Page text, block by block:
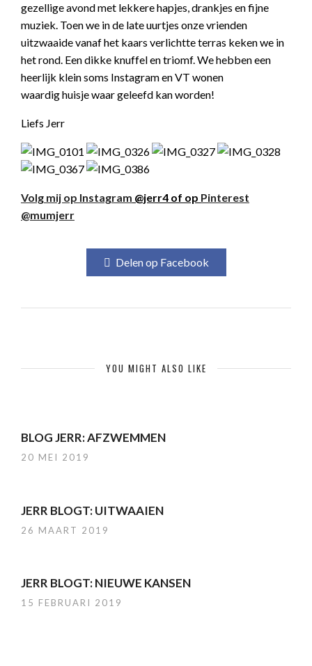
gezellige avond met lekkere hapjes, drankjes en fijne
muziek. Toen we in de late uurtjes onze vrienden
uitzwaaide vanaf het kaars verlichtte terras keken we in
het rond. Een dikke knuffel en triomf. We hebben een
heerlijk klein soms Instagram en VT wonen
waardig huisje waar geleefd kan worden!
Liefs Jerr
Volg mij op Instagram @jerr4 of op Pinterest
@mumjerr
Delen op Facebook
YOU MIGHT ALSO LIKE
BLOG JERR: AFZWEMMEN
20 MEI 2019
JERR BLOGT: UITWAAIEN
26 MAART 2019
JERR BLOGT: NIEUWE KANSEN
15 FEBRUARI 2019